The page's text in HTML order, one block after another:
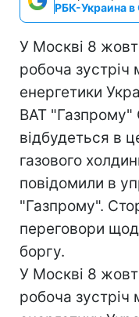
РБК-Украина в
У Москві 8
робоча зустріч
енергетики
ВАТ "Газпрому"
відбудеться в
газового
повідомили в
"Газпрому".
переговори
боргу.
У Москві 8
робоча зустріч